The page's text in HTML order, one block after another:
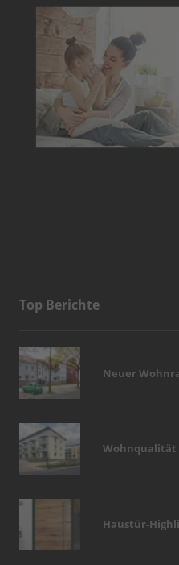
Top Berichte
Neuer
Haustür-